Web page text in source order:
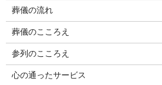
葬儀の流れ
葬儀のこころえ
参列のこころえ
心の通ったサービス